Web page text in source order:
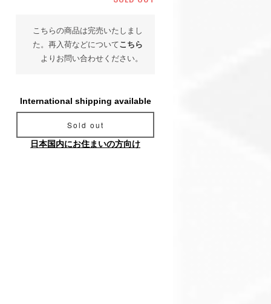
こちらの商品は完売いたしまし
た。再入荷などについてこちら
よりお問い合わせください。
International shipping available
Sold out
日本国内にお住まいの方向け